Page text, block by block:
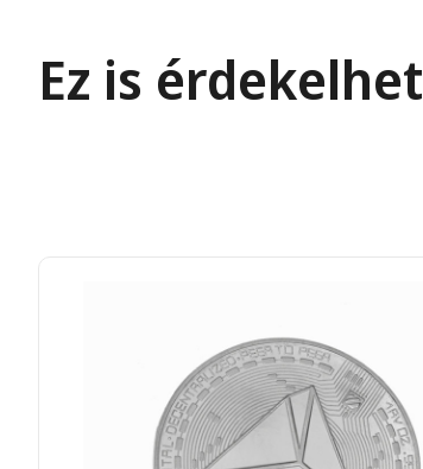
Ez is érdekelhet